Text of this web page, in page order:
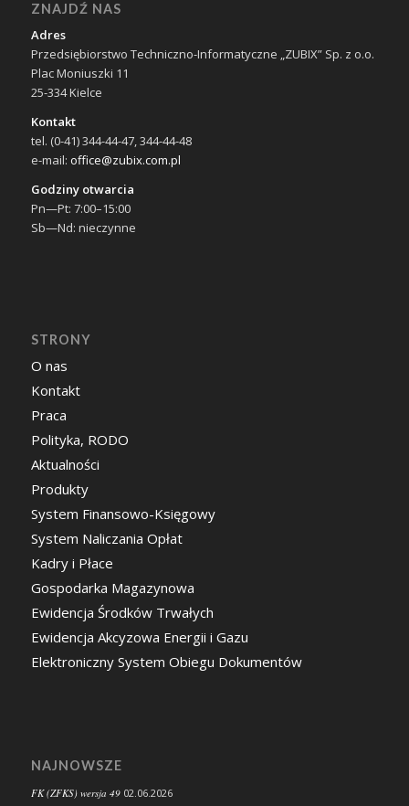
ZNAJDŹ NAS
Adres
Przedsiębiorstwo Techniczno-Informatyczne „ZUBIX” Sp. z o.o.
Plac Moniuszki 11
25-334 Kielce
Kontakt
tel. (0-41) 344-44-47, 344-44-48
e-mail: office@zubix.com.pl
Godziny otwarcia
Pn—Pt: 7:00–15:00
Sb—Nd: nieczynne
STRONY
O nas
Kontakt
Praca
Polityka, RODO
Aktualności
Produkty
System Finansowo-Księgowy
System Naliczania Opłat
Kadry i Płace
Gospodarka Magazynowa
Ewidencja Środków Trwałych
Ewidencja Akcyzowa Energii i Gazu
Elektroniczny System Obiegu Dokumentów
NAJNOWSZE
FK (ZFKS) wersja 49 02.06.2026